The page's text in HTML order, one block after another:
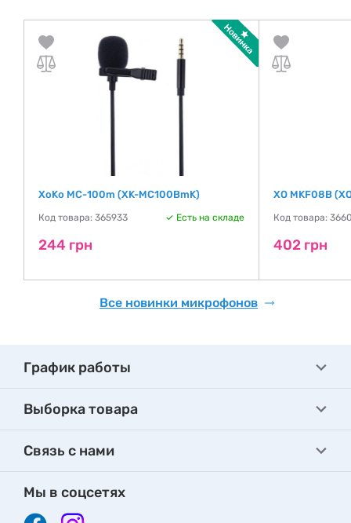
XoKo MC-100m (XK-MC100BmK)
Код товара: 365933 Есть на складе
244 грн
XO MKF08B
Код товара:
402 грн
Все новинки микрофонов
График работы
Выборка товара
Связь с нами
Мы в соцсетях